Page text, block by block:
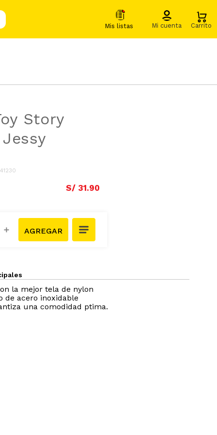
Story
S/ 31.90
＋
la mejor tela de nylon
de acero inoxidable
una comodidad ptima.